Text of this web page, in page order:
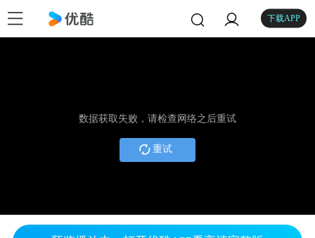
下载APP
数据获取失败，请检查网络之后重试
重试